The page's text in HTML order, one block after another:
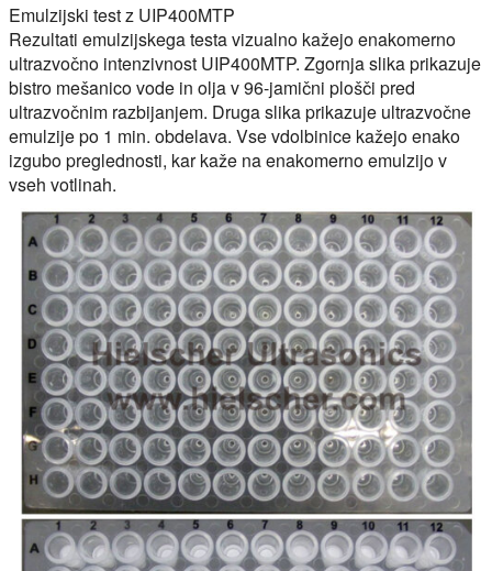
Emulzijski test z UIP400MTP
Rezultati emulzijskega testa vizualno kažejo enakomerno
ultrazvočno intenzivnost UIP400MTP. Zgornja slika prikazuje
bistro mešanico vode in olja v 96-jamični plošči pred
ultrazvočnim razbijanjem. Druga slika prikazuje ultrazvočne
emulzije po 1 min. obdelava. Vse vdolbinice kažejo enako
izgubo preglednosti, kar kaže na enakomerno emulzijo v
vseh votlinah.